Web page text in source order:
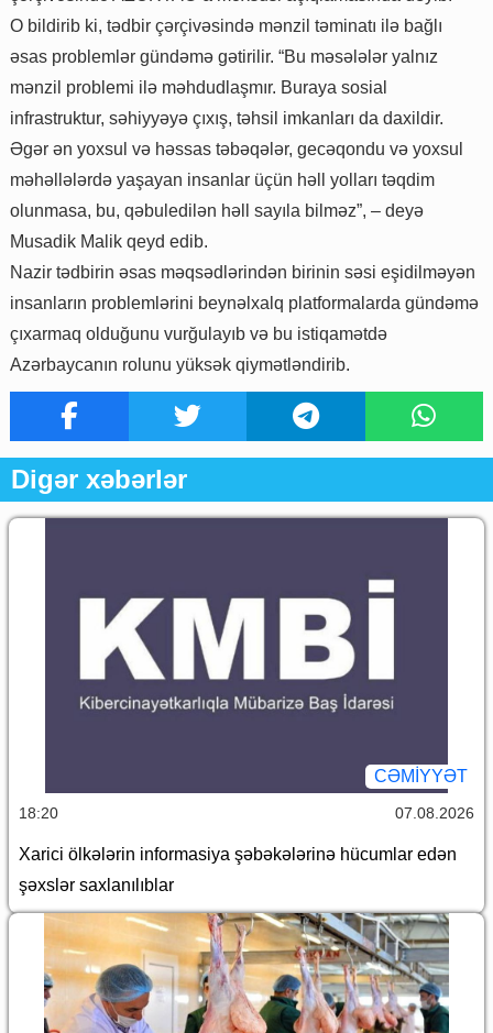
O bildirib ki, tədbir çərçivəsində mənzil təminatı ilə bağlı
əsas problemlər gündəmə gətirilir. “Bu məsələlər yalnız
mənzil problemi ilə məhdudlaşmır. Buraya sosial
infrastruktur, səhiyyəyə çıxış, təhsil imkanları da daxildir.
Əgər ən yoxsul və həssas təbəqələr, gecəqondu və yoxsul
məhəllələrdə yaşayan insanlar üçün həll yolları təqdim
olunmasa, bu, qəbuledilən həll sayıla bilməz”, – deyə
Musadik Malik qeyd edib.
Nazir tədbirin əsas məqsədlərindən birinin səsi eşidilməyən
insanların problemlərini beynəlxalq platformalarda gündəmə
çıxarmaq olduğunu vurğulayıb və bu istiqamətdə
Azərbaycanın rolunu yüksək qiymətləndirib.
Digər xəbərlər
CƏMİYYƏT
18:20 07.08.2026
Xarici ölkələrin informasiya şəbəkələrinə hücumlar edən
şəxslər saxlanılıblar